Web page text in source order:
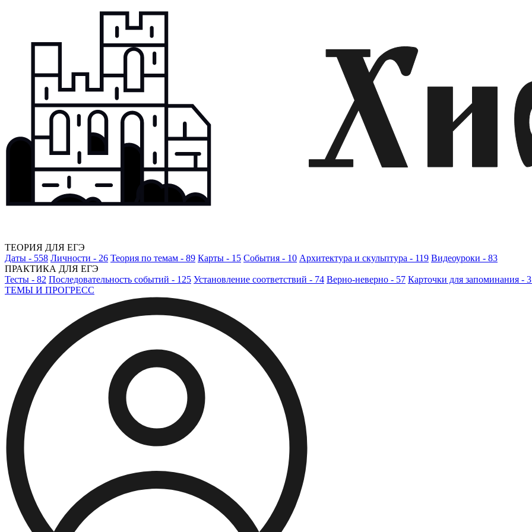
ТЕОРИЯ ДЛЯ ЕГЭ
Даты - 558 Личности - 26 Теория по темам - 89 Карты - 15 События - 10 Архитектура и скульптура - 119 Видеоуроки - 83
ПРАКТИКА ДЛЯ ЕГЭ
Тесты - 82 Последовательность событий - 125 Установление соответствий - 74 Верно-неверно - 57 Карточки для запоминания -
ТЕМЫ И ПРОГРЕСС